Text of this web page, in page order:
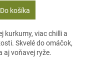
Do košíka
kurkumy, viac chilli a
Skvelé do omáčok,
aj voňavej ryže.